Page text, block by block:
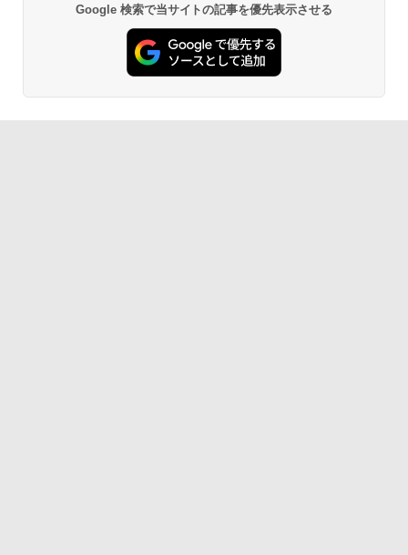
Google 検索で当サイトの記事を優先表示させる